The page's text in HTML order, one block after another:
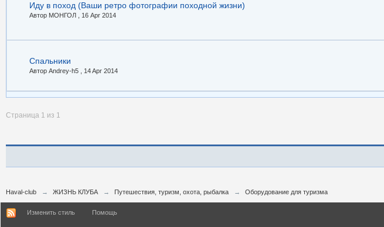
Иду в поход (Ваши ретро фотографии походной жизни)
Автор МОНГОЛ , 16 Apr 2014
Спальники
Автор Andrey-h5 , 14 Apr 2014
Страница 1 из 1
Haval-club → ЖИЗНЬ КЛУБА → Путешествия, туризм, охота, рыбалка → Оборудование для туризма
Изменить стиль Помощь